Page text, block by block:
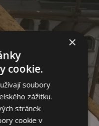
×
cookie.
soubory
zážitku.
stránek
cookie v